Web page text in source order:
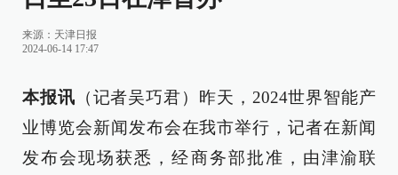
来源： 天津日报
2024-06-14 17:47
本报讯 （记者吴巧君）昨天，2024世界智能产
业博览会新闻发布会在我市举行，记者在新闻
发布会现场获悉，经商务部批准，由津渝联